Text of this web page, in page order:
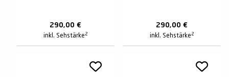
290,00 €
inkl. Sehstärke 2
290,00 €
inkl. Sehstärke 2